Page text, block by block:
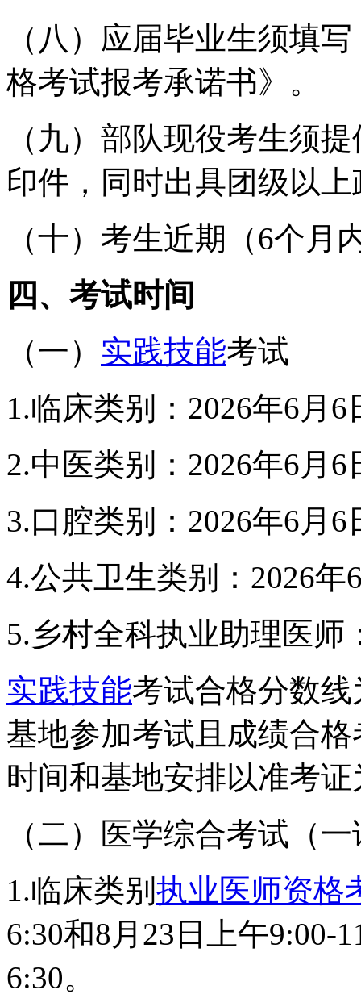
（八）应届毕业生须填
格考试报考承诺书》。
（九）部队现役考生须
印件，同时出具团级以
（十）考生近期（6个月
四、考试时间
（一） 实践技能考试
1.临床类别：2026年6月6
2.中医类别：2026年6月6
3.口腔类别：2026年6月6
4.公共卫生类别：2026年
5.乡村全科执业助理医师
实践技能考试合格分数
基地参加考试且成绩合
时间和基地安排以准考证
（二）医学综合考试（
1.临床类别 执业医师资格
6:30和8月23日上午9:00-
6:30。